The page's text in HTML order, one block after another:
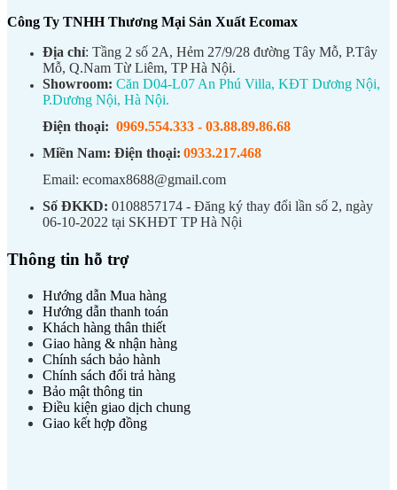
Công Ty TNHH Thương Mại Sản Xuất Ecomax
Địa chỉ: Tầng 2 số 2A, Hẻm 27/9/28 đường Tây Mỗ, P.Tây
Mỗ, Q.Nam Từ Liêm, TP Hà Nội.
Showroom: Căn D04-L07 An Phú Villa, KĐT Dương Nội,
P.Dương Nội, Hà Nội.
Điện thoại: 0969.554.333 - 03.88.89.86.68
Miền Nam: Điện thoại: 0933.217.468
Email: ecomax8688@gmail.com
Số ĐKKD: 0108857174 - Đăng ký thay đổi lần số 2, ngày
06-10-2022 tại SKHĐT TP Hà Nội
Thông tin hỗ trợ
Hướng dẫn Mua hàng
Hướng dẫn thanh toán
Khách hàng thân thiết
Giao hàng & nhận hàng
Chính sách bảo hành
Chính sách đổi trả hàng
Bảo mật thông tin
Điều kiện giao dịch chung
Giao kết hợp đồng